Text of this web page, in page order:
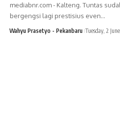
mediabnr.com - Kalteng. Tuntas
bergengsi lagi prestisius even…
Wahyu Prasetyo - Pekanbaru Tuesday, 2